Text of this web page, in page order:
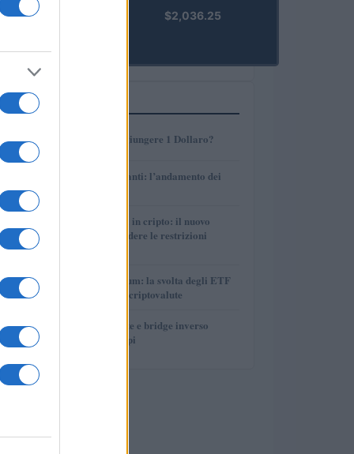
PRIME)
$2,036.25
PIÙ LETTI
1 AMP: Potrà Raggiungere 1 Dollaro?
Petrolio e carburanti: l’andamento dei
3
Finanza parallela in cripto: il nuovo
strumento per eludere le restrizioni
4
Bitcoin vs Ethereum: la svolta degli ETF
nel mercato delle criptovalute
5
Perps, funding rate e bridge inverso
spiegati con esempi